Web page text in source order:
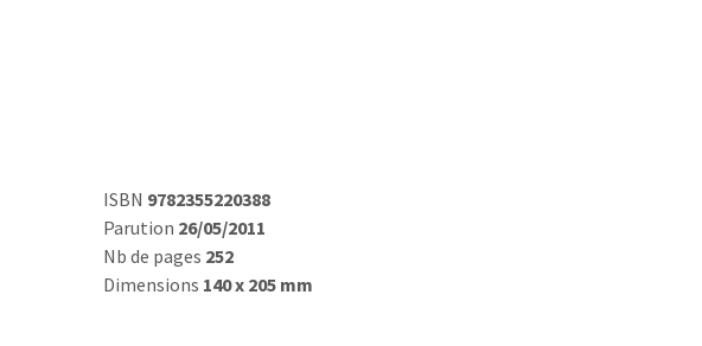
ISBN 9782355220388
Parution 26/05/2011
Nb de pages 252
Dimensions 140 x 205 mm